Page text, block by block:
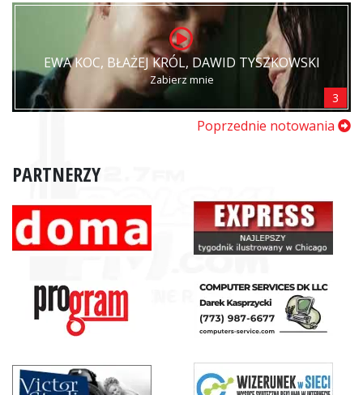
EWA KOC, BŁAŻEJ KRÓL, DAWID TYSZKOWSKI
Zabierz mnie
3
Poprzednie notowania
PARTNERZY